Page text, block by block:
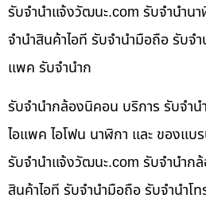
รับจํานําแจ้งวัฒนะ.com รับจำนำน
จำนำสินค้าไอที รับจำนำมือถือ รับจ
แพค รับจำนำก
รับจำนำกล้องนิคอน บริการ รับจำ
ไอแพค ไอโฟน นาฬิกา และ ของแบ
รับจํานําแจ้งวัฒนะ.com รับจำนำก
สินค้าไอที รับจำนำมือถือ รับจำนำโ